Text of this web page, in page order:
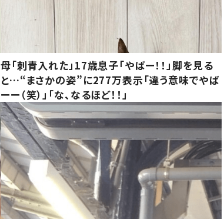
母「刺青入れた」17歳息子「やばー！！」脚を見る
と…“まさかの姿”に277万表示「違う意味でやば
ーー（笑）」「な、なるほど！！」